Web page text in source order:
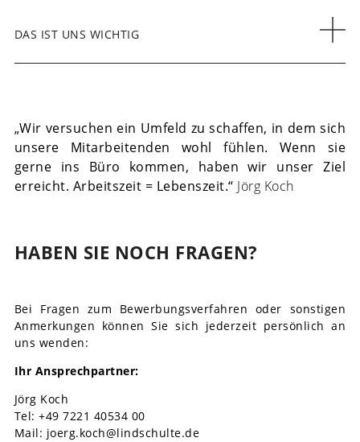
DAS IST UNS WICHTIG
„Wir versuchen ein Umfeld zu schaffen, in dem sich
unsere Mitarbeitenden wohl fühlen. Wenn sie
gerne ins Büro kommen, haben wir unser Ziel
erreicht. Arbeitszeit = Lebenszeit.“ Jörg Koch
HABEN SIE NOCH FRAGEN?
Bei Fragen zum Bewerbungsverfahren oder sonstigen
Anmerkungen können Sie sich jederzeit persönlich an
uns wenden:
Ihr Ansprechpartner:
Jörg Koch
Tel: +49 7221 40534 00
Mail: joerg.koch@lindschulte.de